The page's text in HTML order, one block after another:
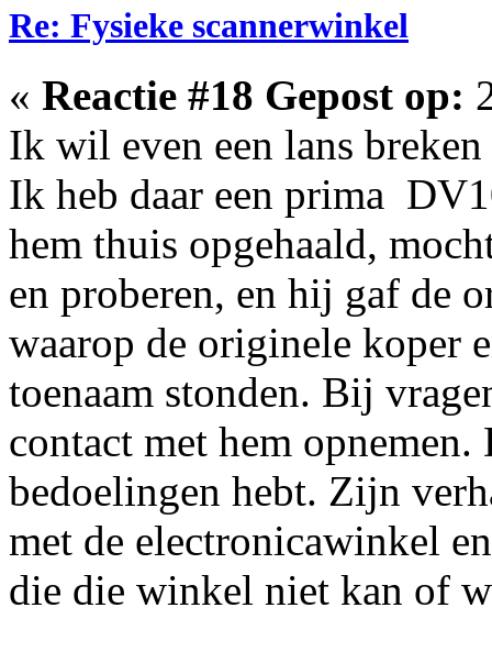
Re: Fysieke scannerwinkel
« Reactie #18 Gepost op:
Ik wil even een lans
Ik heb daar een prima
hem thuis opgehaald,
en proberen, en hij gaf de
waarop de originele koper
toenaam stonden. Bij
contact met hem
bedoelingen hebt. Zijn
met de electronicawinkel
die die winkel niet kan of